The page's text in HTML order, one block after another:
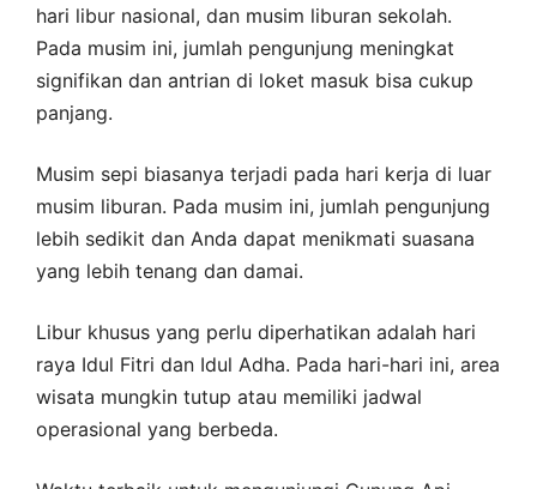
hari libur nasional, dan musim liburan sekolah.
Pada musim ini, jumlah pengunjung meningkat
signifikan dan antrian di loket masuk bisa cukup
panjang.
Musim sepi biasanya terjadi pada hari kerja di luar
musim liburan. Pada musim ini, jumlah pengunjung
lebih sedikit dan Anda dapat menikmati suasana
yang lebih tenang dan damai.
Libur khusus yang perlu diperhatikan adalah hari
raya Idul Fitri dan Idul Adha. Pada hari-hari ini, area
wisata mungkin tutup atau memiliki jadwal
operasional yang berbeda.